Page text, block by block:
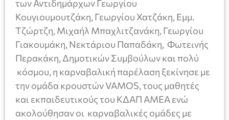
των Αντιδημάρχων Γεωργίου
Κουγιουμουτζάκη, Γεωργίου Χατζάκη, Εμμ.
Τζώρτζη, Μιχαήλ Μπαχλιτζανάκη, Γεωργίου
Γιακουμάκη, Νεκτάριου Παπαδάκη, Φωτεινής
Περακάκη, Δημοτικών Συμβούλων και πολύ
κόσμου, η καρναβαλική παρέλαση ξεκίνησε με
την ομάδα κρουστών VAMOS, τους μαθητές
και εκπαιδευτικούς του ΚΔΑΠ ΑΜΕΑ ενώ
ακολούθησαν οι καρναβαλικές ομάδες με